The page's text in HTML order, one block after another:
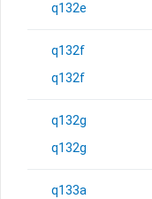
q132e
q132f
q132f
q132g
q132g
q133a